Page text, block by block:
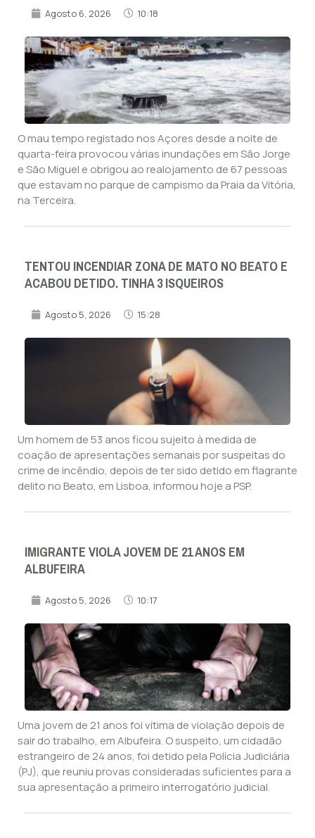
Agosto 6, 2026 10:18
O mau tempo registado nos Açores desde a noite de
quarta-feira provocou várias inundações em São Jorge
e São Miguel e obrigou ao realojamento de 67 pessoas
que estavam no parque de campismo da Praia da Vitória,
na Terceira.
TENTOU INCENDIAR ZONA DE MATO NO BEATO E
ACABOU DETIDO. TINHA 3 ISQUEIROS
Agosto 5, 2026 15:28
Um homem de 53 anos ficou sujeito à medida de
coação de apresentações semanais por suspeitas do
crime de incêndio, depois de ter sido detido em flagrante
delito no Beato, em Lisboa, informou hoje a PSP.
IMIGRANTE VIOLA JOVEM DE 21 ANOS EM
ALBUFEIRA
Agosto 5, 2026 10:17
Uma jovem de 21 anos foi vítima de violação depois de
sair do trabalho, em Albufeira. O suspeito, um cidadão
estrangeiro de 24 anos, foi detido pela Polícia Judiciária
(PJ), que reuniu provas consideradas suficientes para a
sua apresentação a primeiro interrogatório judicial.